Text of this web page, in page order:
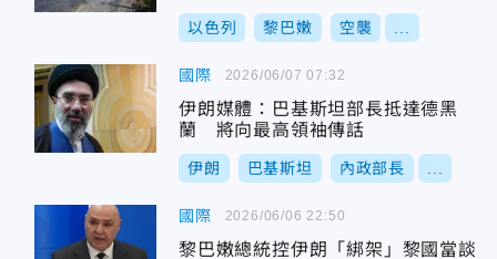
以色列 黎巴嫩 空襲
國際
伊朗媒體：巴基斯坦部長抵達德黑
蘭 將向最高領袖傳話
伊朗 巴基斯坦 內政部長
2026/06/07 07:32
國際
黎巴嫩總統控伊朗「綁架」黎國當談
2026/06/06 22:50